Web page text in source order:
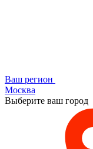
Ваш регион
Москва
Выберите ваш город